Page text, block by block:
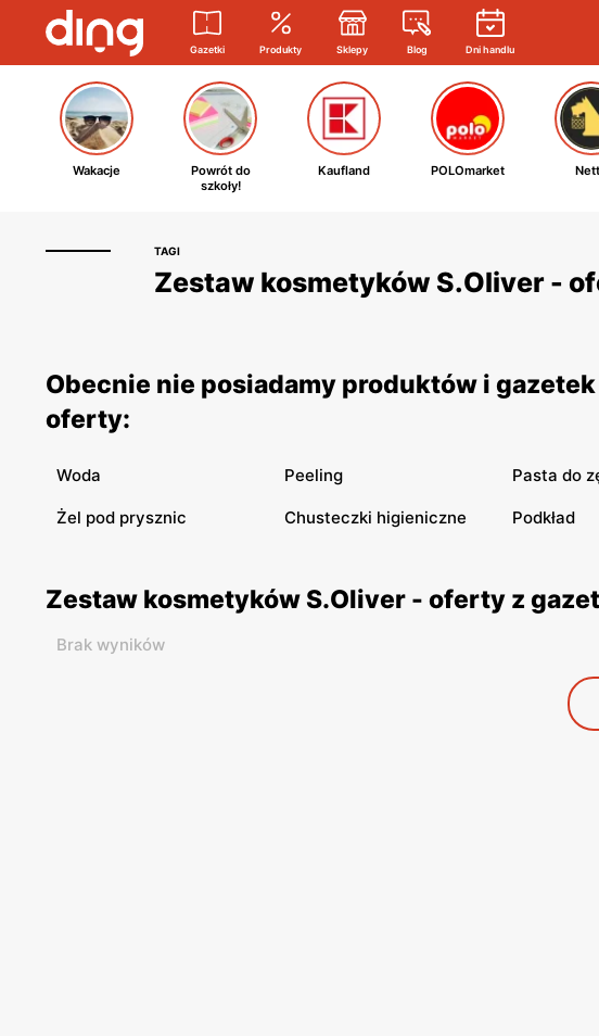
Gazetki Produkty Sklepy Blog Dni handlu
Wakacje
Powrót do
szkoły!
Kaufland POLOmarket
TAGI
Zestaw kosmetyków S.Oliver -
Obecnie nie posiadamy produktów i
oferty:
Woda Peeling Pasta do
Żel pod prysznic Chusteczki higieniczne Podkład
Zestaw kosmetyków S.Oliver - oferty z
Brak wyników